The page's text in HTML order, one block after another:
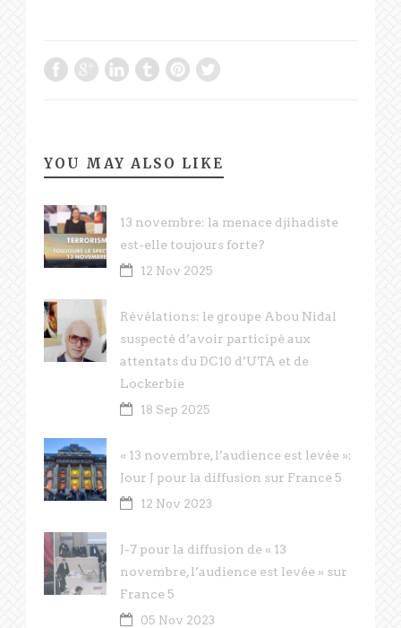
YOU MAY ALSO LIKE
13 novembre: la menace djihadiste
est-elle toujours forte?
12 Nov 2025
Révélations: le groupe Abou Nidal
suspecté d’avoir participé aux
attentats du DC10 d’UTA et de
Lockerbie
18 Sep 2025
« 13 novembre, l’audience est levée »:
Jour J pour la diffusion sur France 5
12 Nov 2023
J-7 pour la diffusion de « 13
novembre, l’audience est levée » sur
France 5
05 Nov 2023